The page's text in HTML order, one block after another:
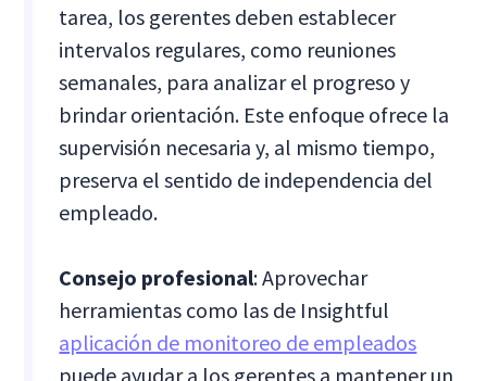
tarea, los gerentes deben establecer
intervalos regulares, como reuniones
semanales, para analizar el progreso y
brindar orientación. Este enfoque ofrece la
supervisión necesaria y, al mismo tiempo,
preserva el sentido de independencia del
empleado.
Consejo profesional: Aprovechar
herramientas como las de Insightful
aplicación de monitoreo de empleados
puede ayudar a los gerentes a mantener un